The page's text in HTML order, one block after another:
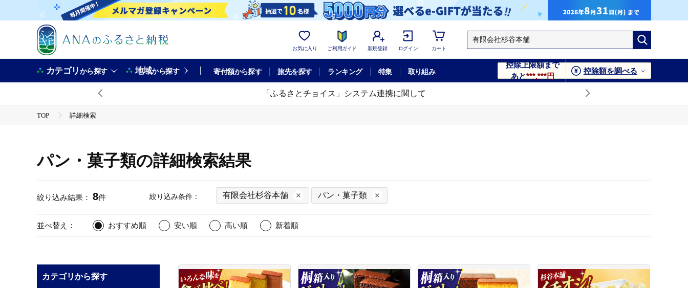
お気に入り ご利用ガイド 新規登録 ログイン カート
カテゴリから探す 地域から探す 寄付額から探す 旅先を探す ランキング 特集 取り組み
控除上限額まで
あと***,***円
控除額を調べる
「ふるさとチョイス」システム連携に関して
TOP 詳細検索
パン・菓子類の詳細検索結果
絞り込み結果： 8件 絞り込み条件： 有限会社杉谷本舗 パン・菓子類
並べ替え： おすすめ順 安い順 高い順 新着順
カテゴリから探す